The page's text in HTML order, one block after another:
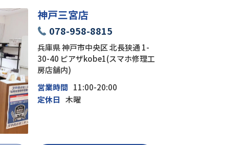
神戸三宮店
078-958-8815
兵庫県 神戸市中央区 北長狭通 1-
30-40 ピアザkobe1(スマホ修理工
房店舗内)
営業時間 11:00-20:00
定休日 木曜